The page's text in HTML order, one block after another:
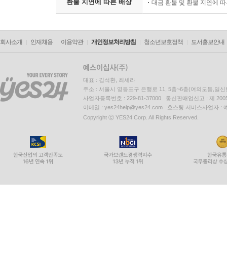
환불 지연에 따른 배상 대금 환불 및 환불 지연에
회사소개 인재채용 이용약관 개인정보처리방침 청소년보호정책 도서홍보안내
대표 : 김석환, 최세라
주소 : 서울시 영등포구 은행로 11, 5층~6층(여의도동,일신
사업자등록번호 : 229-81-37000 통신판매업신고 : 제
이메일 : yes24help@yes24.com 호스팅 서비스사업자 :
Copyright ⓒ YES24 Corp. All Rights Reserved.